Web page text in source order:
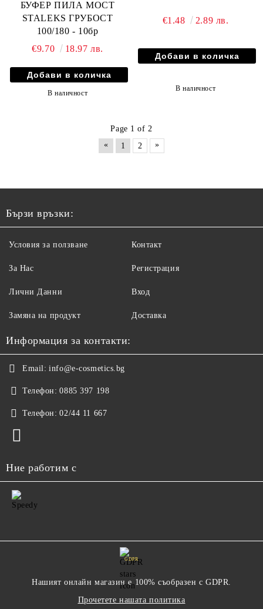
БУФЕР ПИЛА МОСТ
STALEKS ГРУБОСТ
100/180 - 10бр
€9.70
18.97 лв.
В наличност
€1.48 2.89 лв.
В наличност
Page 1 of 2
«
1 2 »
Бързи връзки:
Условия за ползване
За Нас
Лични Данни
Замяна на продукт
Контакт
Регистрация
Вход
Доставка
Информация за контакти:
Email: info@e-cosmetics.bg
Телефон: 0885 397 198
Телефон: 02/44 11 667
Ние работим с
GDPR
Нашият онлайн магазин е 100% съобразен с GDPR.
Прочетете нашата политика